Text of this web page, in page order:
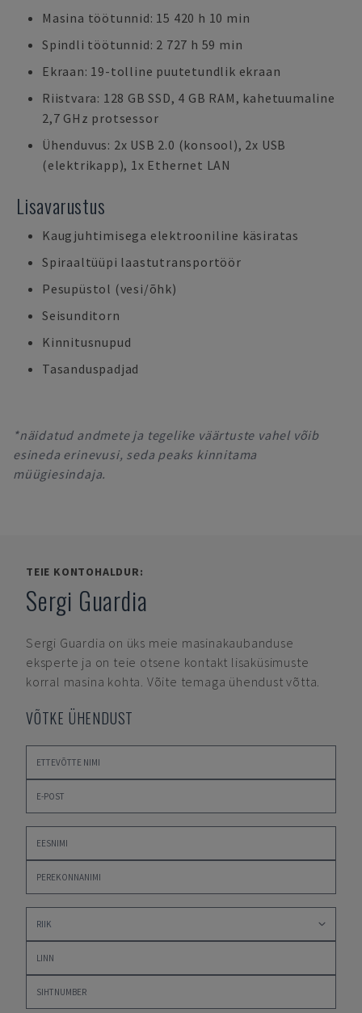
Masina töötunnid: 15 420 h 10 min
Spindli töötunnid: 2 727 h 59 min
Ekraan: 19-tolline puutetundlik ekraan
Riistvara: 128 GB SSD, 4 GB RAM, kahetuumaline
2,7 GHz protsessor
Ühenduvus: 2x USB 2.0 (konsool), 2x USB
(elektrikapp), 1x Ethernet LAN
Lisavarustus
Kaugjuhtimisega elektrooniline käsiratas
Spiraaltüüpi laastutransportöör
Pesupüstol (vesi/õhk)
Seisunditorn
Kinnitusnupud
Tasanduspadjad
*näidatud andmete ja tegelike väärtuste vahel võib
esineda erinevusi, seda peaks kinnitama
müügiesindaja.
TEIE KONTOHALDUR:
Sergi Guardia
Sergi Guardia on üks meie masinakaubanduse
eksperte ja on teie otsene kontakt lisaküsimuste
korral masina kohta. Võite temaga ühendust võtta.
VÕTKE ÜHENDUST